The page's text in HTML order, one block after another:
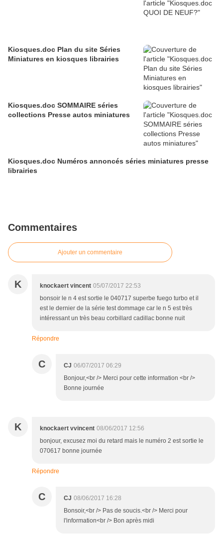
Kiosques.doc Plan du site Séries
Miniatures en kiosques librairies
Kiosques.doc SOMMAIRE séries
collections Presse autos miniatures
Kiosques.doc Numéros annoncés séries miniatures presse
librairies
Commentaires
Ajouter un commentaire
K knockaert vincent 05/07/2017 22:53
bonsoir le n 4 est sortie le 040717 superbe fuego turbo et il
est le dernier de la série test dommage car le n 5 est très
intéressant un très beau corbillard cadillac bonne nuit
Répondre
C CJ 06/07/2017 06:29
Bonjour,<br /> Merci pour cette information <br />
Bonne journée
K knockaert vvincent 08/06/2017 12:56
bonjour, excusez moi du retard mais le numéro 2 est sortie le
070617 bonne journée
Répondre
C CJ 08/06/2017 16:28
Bonsoir,<br /> Pas de soucis.<br /> Merci pour
l'information<br /> Bon après midi